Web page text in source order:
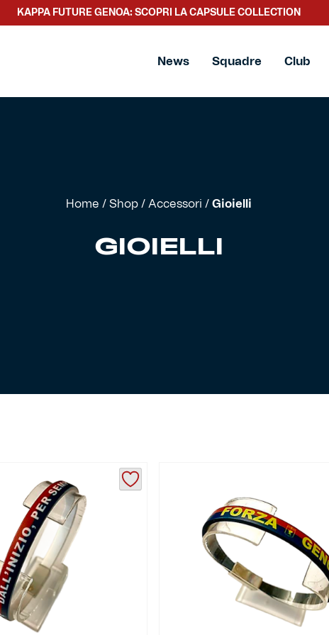
KAPPA FUTURE GENOA: SCOPRI LA CAPSULE COLLECTION
News Squadre Club
Home / Shop / Accessori / Gioielli
GIOIELLI